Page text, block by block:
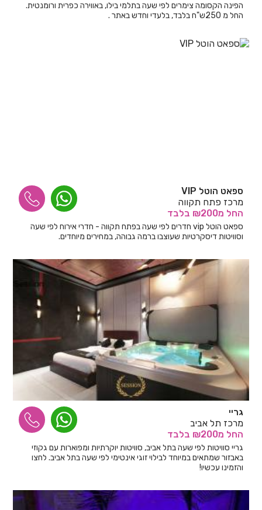
הפינה הקסומה צימרים לפי שעה בתלמי בילו, באווירה כפרית ורומנטית.
החל מ 250ש"ח בלבד, בלעדי וחדש באתר .
ספאט הוטל VIP
מרכז פתח תקווה
החל מ₪200 בלבד
ספאט הוטל vip חדרים לפי שעה בפתח תקווה - חדרי אירוח לפי שעה
וסוויטות דיסקרטיות שעוצבו ברמה גבוהה, במחירים מיוחדים.
גריי
מרכז תל אביב
החל מ₪200 בלבד
גריי סוויטות לפי שעה בתל אביב, סוויטות יוקרתיות ומפוארות עם גקוזי
באבזור שמתאים במיוחד לבילוי זוגי אינטימי לפי שעה בתל אביב. לחצו
והזמינו עכשיו!